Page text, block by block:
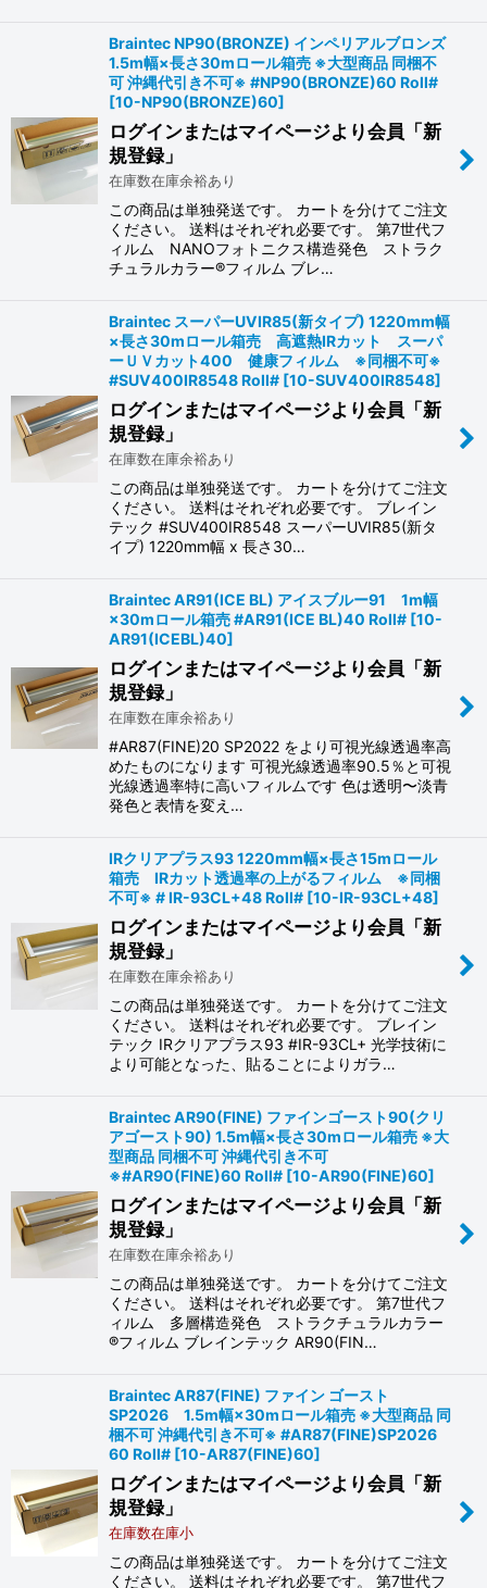
Braintec NP90(BRONZE) インペリアルブロンズ
1.5m幅×長さ30mロール箱売 ※大型商品 同梱不
可 沖縄代引き不可※ #NP90(BRONZE)60 Roll#
[10-NP90(BRONZE)60]
ログインまたはマイページより会員「新
規登録」
在庫数在庫余裕あり
この商品は単独発送です。 カートを分けてご注文
ください。 送料はそれぞれ必要です。 第7世代フ
ィルム NANOフォトニクス構造発色 ストラク
チュラルカラー®フィルム ブレ…
Braintec スーパーUVIR85(新タイプ) 1220mm幅
×長さ30mロール箱売 高遮熱IRカット スーパ
ーＵＶカット400 健康フィルム ※同梱不可※
#SUV400IR8548 Roll# [10-SUV400IR8548]
ログインまたはマイページより会員「新
規登録」
在庫数在庫余裕あり
この商品は単独発送です。 カートを分けてご注文
ください。 送料はそれぞれ必要です。 ブレイン
テック #SUV400IR8548 スーパーUVIR85(新タ
イプ) 1220mm幅 x 長さ30…
Braintec AR91(ICE BL) アイスブルー91 1m幅
×30mロール箱売 #AR91(ICE BL)40 Roll# [10-
AR91(ICEBL)40]
ログインまたはマイページより会員「新
規登録」
在庫数在庫余裕あり
#AR87(FINE)20 SP2022 をより可視光線透過率高
めたものになります 可視光線透過率90.5％と可視
光線透過率特に高いフィルムです 色は透明〜淡青
発色と表情を変え…
IRクリアプラス93 1220mm幅×長さ15mロール
箱売 IRカット透過率の上がるフィルム ※同梱
不可※ # IR-93CL+48 Roll# [10-IR-93CL+48]
ログインまたはマイページより会員「新
規登録」
在庫数在庫余裕あり
この商品は単独発送です。 カートを分けてご注文
ください。 送料はそれぞれ必要です。 ブレイン
テック IRクリアプラス93 #IR-93CL+ 光学技術に
より可能となった、貼ることによりガラ…
Braintec AR90(FINE) ファインゴースト90(クリ
アゴースト90) 1.5m幅×長さ30mロール箱売 ※大
型商品 同梱不可 沖縄代引き不可
※#AR90(FINE)60 Roll# [10-AR90(FINE)60]
ログインまたはマイページより会員「新
規登録」
在庫数在庫余裕あり
この商品は単独発送です。 カートを分けてご注文
ください。 送料はそれぞれ必要です。 第7世代フ
ィルム 多層構造発色 ストラクチュラルカラー
®フィルム ブレインテック AR90(FIN…
Braintec AR87(FINE) ファイン ゴースト
SP2026 1.5m幅×30mロール箱売 ※大型商品 同
梱不可 沖縄代引き不可※ #AR87(FINE)SP2026
60 Roll# [10-AR87(FINE)60]
ログインまたはマイページより会員「新
規登録」
在庫数在庫小
この商品は単独発送です。 カートを分けてご注文
ください。 送料はそれぞれ必要です。 第7世代フ